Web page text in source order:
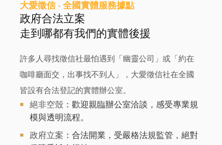
大愛徵信 ‧ 全國實體服務據點
政府合法立案
走到哪都有我們的實體後援
許多人尋找徵信社最怕遇到「幽靈公司」或「約在
咖啡廳面交，出事找不到人」，大愛徵信社在全國
皆設有合法登記的實體辦公室。
絕非空殼 ：歡迎親臨辦公室洽談，感受專業規
模與透明流程。
政府立案 ：合法開業，受嚴格法規監管，絕對